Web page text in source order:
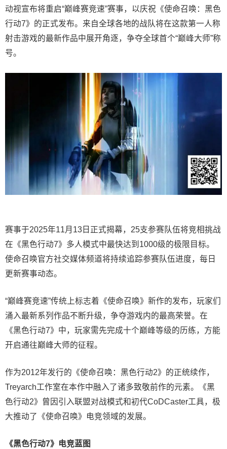
动视宣布将重启“巅峰赛竞速”赛事，以庆祝《使命召唤：黑色
行动7》的正式发布。来自全球各地的战队将在这款第一人称
射击游戏的最新作品中展开角逐，争夺全球首个“巅峰大师”称
号。
赛事于2025年11月13日正式揭幕，25支参赛队伍将竞相挑战
在《黑色行动7》多人模式中最快达到1000级的极限目标。
使命召唤官方社交媒体频道将持续追踪参赛队伍进度，每日
更新赛事动态。
“巅峰赛竞速”传统上标志着《使命召唤》新作的发布，玩家们
涌入最新系列作品不断升级，争夺游戏内的最高荣誉。在
《黑色行动7》中，玩家需先完成十个巅峰等级的历练，方能
开启通往巅峰大师的征程。
作为2012年发行的《使命召唤：黑色行动2》的正统续作，
Treyarch工作室在本作中融入了诸多致敬前作的元素。《黑
色行动2》曾因引入联盟对战模式和初代CoDCaster工具，极
大推动了《使命召唤》电竞领域的发展。
《黑色行动7》电竞蓝图